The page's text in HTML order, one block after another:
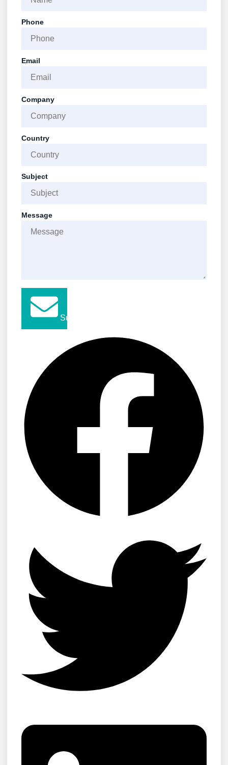
Phone
Email
Company
Country
Subject
Message
Submit